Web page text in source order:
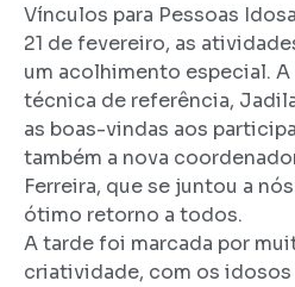
Vínculos para Pessoas
21 de fevereiro, as
um acolhimento especial.
técnica de referência,
as boas-vindas aos
também a nova
Ferreira, que se juntou a
ótimo retorno a todos.
A tarde foi marcada por
criatividade, com os